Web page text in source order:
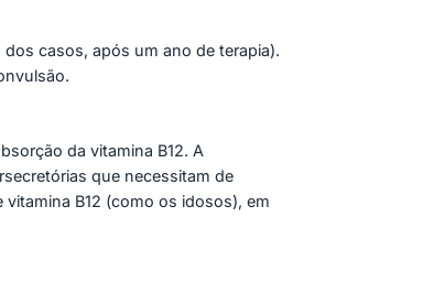
casos, após um ano de terapia).
da vitamina B12. A
que necessitam de
B12 (como os idosos), em